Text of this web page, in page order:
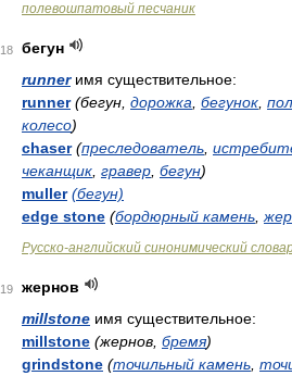
полевошпатовый песчаник
18
бегун
runner имя существительное:
runner (бегун, дорожка бегунок
колесо)
chaser (преследователь
чеканщик гравер бегун)
muller (бегун)
edge stone (бордюрный камень
Русско-английский синонимический
19
жернов
millstone имя существительное:
millstone (жернов, бремя)
grindstone (точильный камень